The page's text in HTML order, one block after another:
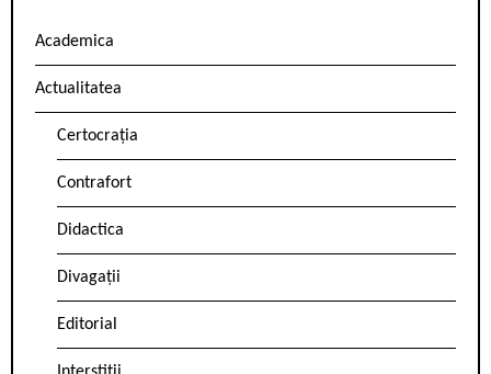
Academica
Actualitatea
Certocrația
Contrafort
Didactica
Divagații
Editorial